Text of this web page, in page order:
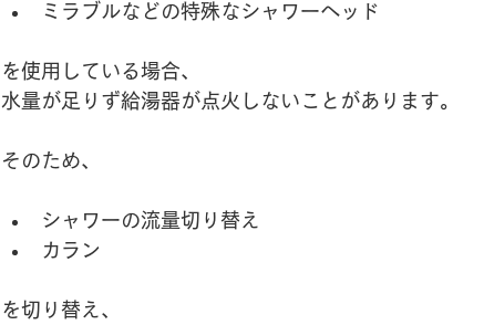
ミラブルなどの特殊なシャワーヘッド
を使用している場合、
水量が足りず給湯器が点火しないことがあります。
そのため、
シャワーの流量切り替え
カラン
を切り替え、